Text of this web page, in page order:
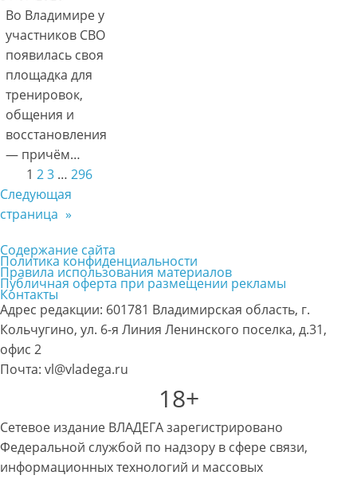
Во Владимире у
участников СВО
появилась своя
площадка для
тренировок,
общения и
восстановления
— причём…
1 23 … 296
Следующая
страница »
Содержание сайта
Политика конфиденциальности
Правила использования материалов
Публичная оферта при размещении рекламы
Контакты
Адрес редакции: 601781 Владимирская область, г.
Кольчугино, ул. 6-я Линия Ленинского поселка, д.31,
офис 2
Почта: vl@vladega.ru
18+
Сетевое издание ВЛАДЕГА зарегистрировано
Федеральной службой по надзору в сфере связи,
информационных технологий и массовых